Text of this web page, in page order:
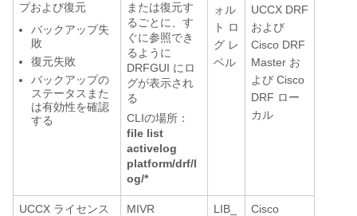
プおよび復元
バックアップ失
敗
復元失敗
バックアップの
ステータスまた
は有効性を確認
する
または復元す
るごとに、す
ぐに参照でき
るように
DRFGUI にロ
グが表示され
る
CLIの場所：
file list
activelog
platform/drf/l
og/*
ォル
ト ロ
グ レ
ベル
UCCX DRF
および
Cisco DRF
Master お
よび Cisco
DRF ロー
カル
UCCX ライセンス
MIVR
LIB_
Cisco